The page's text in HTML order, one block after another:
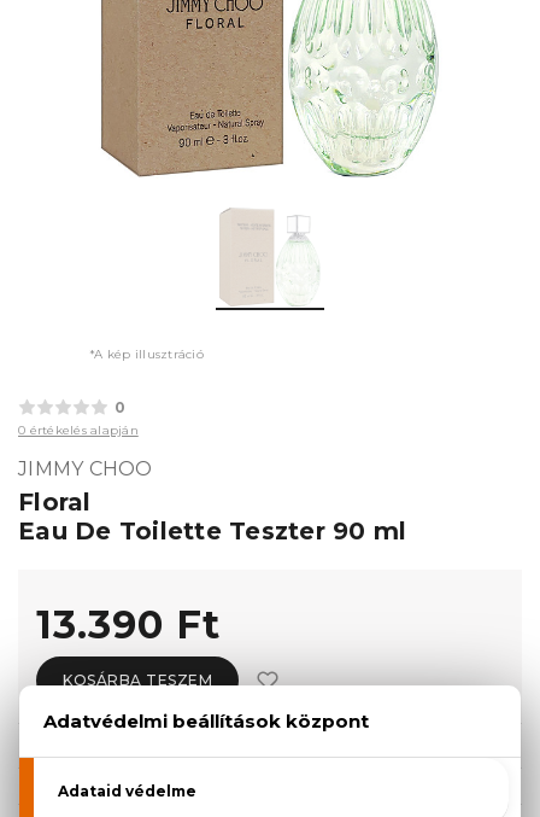
*A kép illusztráció
0
0 értékelés alapján
JIMMY CHOO
Floral
Eau De Toilette Teszter 90 ml
13.390 Ft
KOSÁRBA TESZEM